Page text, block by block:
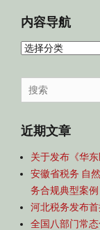
内容导航
内
导
航
Search
for:
近期文章
关于发布《华
安徽省税务 自
务合规典型案例
河北税务发布
全国八部门常